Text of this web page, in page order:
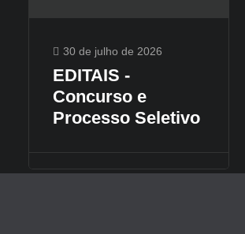
30 de julho de 2026
EDITAIS -
Concurso e
Processo Seletivo